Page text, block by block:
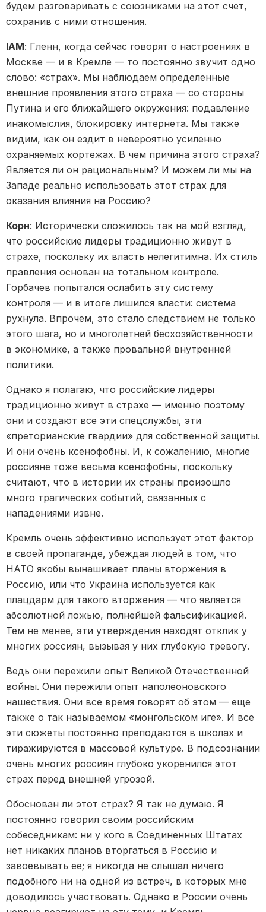
будем разговаривать с союзниками на этот счет,
сохранив с ними отношения.
IAM: Гленн, когда сейчас говорят о настроениях в
Москве — и в Кремле — то постоянно звучит одно
слово: «страх». Мы наблюдаем определенные
внешние проявления этого страха — со стороны
Путина и его ближайшего окружения: подавление
инакомыслия, блокировку интернета. Мы также
видим, как он ездит в невероятно усиленно
охраняемых кортежах. В чем причина этого страха?
Является ли он рациональным? И можем ли мы на
Западе реально использовать этот страх для
оказания влияния на Россию?
Корн: Исторически сложилось так на мой взгляд,
что российские лидеры традиционно живут в
страхе, поскольку их власть нелегитимна. Их стиль
правления основан на тотальном контроле.
Горбачев попытался ослабить эту систему
контроля — и в итоге лишился власти: система
рухнула. Впрочем, это стало следствием не только
этого шага, но и многолетней бесхозяйственности
в экономике, а также провальной внутренней
политики.
Однако я полагаю, что российские лидеры
традиционно живут в страхе — именно поэтому
они и создают все эти спецслужбы, эти
«преторианские гвардии» для собственной защиты.
И они очень ксенофобны. И, к сожалению, многие
россияне тоже весьма ксенофобны, поскольку
считают, что в истории их страны произошло
много трагических событий, связанных с
нападениями извне.
Кремль очень эффективно использует этот фактор
в своей пропаганде, убеждая людей в том, что
НАТО якобы вынашивает планы вторжения в
Россию, или что Украина используется как
плацдарм для такого вторжения — что является
абсолютной ложью, полнейшей фальсификацией.
Тем не менее, эти утверждения находят отклик у
многих россиян, вызывая у них глубокую тревогу.
Ведь они пережили опыт Великой Отечественной
войны. Они пережили опыт наполеоновского
нашествия. Они все время говорят об этом — еще
также о так называемом «монгольском иге». И все
эти сюжеты постоянно преподаются в школах и
тиражируются в массовой культуре. В подсознании
очень многих россиян глубоко укоренился этот
страх перед внешней угрозой.
Обоснован ли этот страх? Я так не думаю. Я
постоянно говорил своим российским
собеседникам: ни у кого в Соединенных Штатах
нет никаких планов вторгаться в Россию и
завоевывать ее; я никогда не слышал ничего
подобного ни на одной из встреч, в которых мне
доводилось участвовать. Однако в России очень